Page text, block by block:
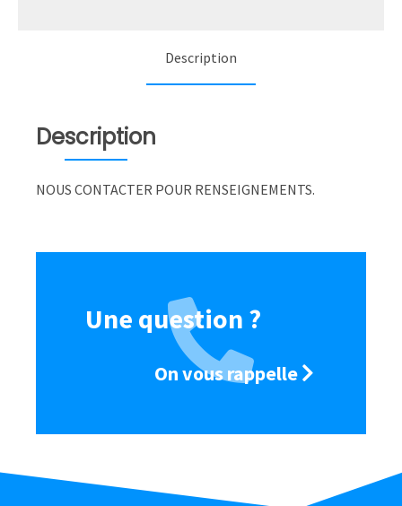
contacter
pour
renseignements
Description
Description
NOUS CONTACTER POUR RENSEIGNEMENTS.
Une question ?
On vous rappelle